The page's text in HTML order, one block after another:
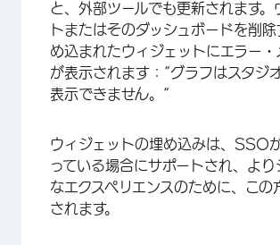
と、外部ツールでも更新されます。
トまたはそのダッシュボードを削
め込まれたウィジェットにエラー・
が表示されます：”グラフはスタジ
表示できません。”
ウィジェットの埋め込みは、SSO
っている場合にサポートされ、より
なエクスペリエンスのために、この
されます。